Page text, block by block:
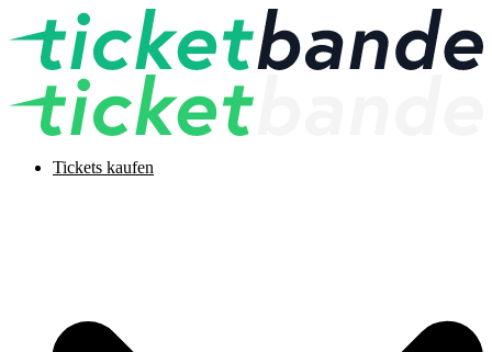
Tickets kaufen